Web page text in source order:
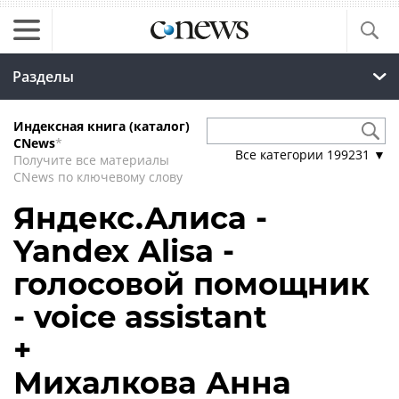
Разделы
Индексная книга (каталог)
CNews*
Получите все материалы
CNews по ключевому слову
Все категории 199231 ▼
Яндекс.Алиса -
Yandex Alisa -
голосовой помощник
- voice assistant
+
Михалкова Анна